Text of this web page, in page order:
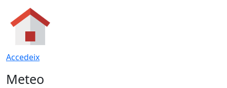
Accedeix
Meteo